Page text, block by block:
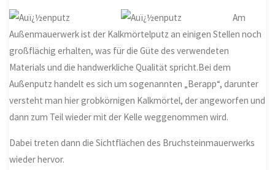
Am
Außenmauerwerk ist der Kalkmörtelputz an einigen Stellen noch
großflächig erhalten, was für die Güte des verwendeten
Materials und die handwerkliche Qualität spricht.Bei dem
Außenputz handelt es sich um sogenannten „Berapp“, darunter
versteht man hier grobkörnigen Kalkmörtel, der angeworfen und
dann zum Teil wieder mit der Kelle weggenommen wird.
Dabei treten dann die Sichtflächen des Bruchsteinmauerwerks
wieder hervor.